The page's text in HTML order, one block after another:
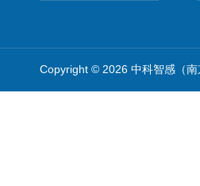
Copyright © 2026 中科智感（